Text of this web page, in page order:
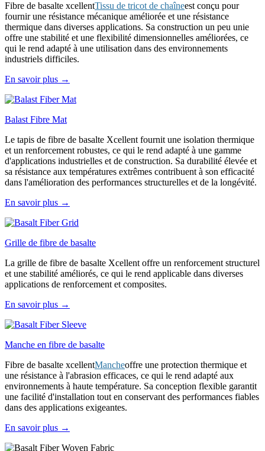
Fibre de basalte xcellentTissu de tricot de chaîneest conçu pour
fournir une résistance mécanique améliorée et une résistance
thermique dans diverses applications. Sa construction un peu unie
offre une stabilité et une flexibilité dimensionnelles améliorées, ce
qui le rend adapté à une utilisation dans des environnements
industriels difficiles.
En savoir plus →
Balast Fibre Mat
Le tapis de fibre de basalte Xcellent fournit une isolation thermique
et un renforcement robustes, ce qui le rend adapté à une gamme
d'applications industrielles et de construction. Sa durabilité élevée et
sa résistance aux températures extrêmes contribuent à son efficacité
dans l'amélioration des performances structurelles et de la longévité.
En savoir plus →
Grille de fibre de basalte
La grille de fibre de basalte Xcellent offre un renforcement structurel
et une stabilité améliorés, ce qui le rend applicable dans diverses
applications de renforcement et composites.
En savoir plus →
Manche en fibre de basalte
Fibre de basalte xcellentMancheoffre une protection thermique et
une résistance à l'abrasion efficaces, ce qui le rend adapté aux
environnements à haute température. Sa conception flexible garantit
une facilité d'installation tout en conservant des performances fiables
dans des applications exigeantes.
En savoir plus →